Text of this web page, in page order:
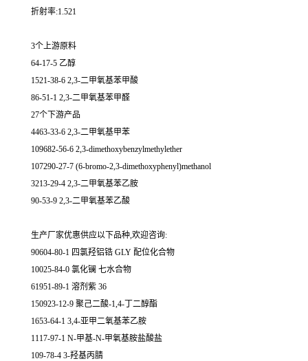
折射率:1.521
3个上游原料
64-17-5 乙醇
1521-38-6 2,3-二甲氧基苯甲酸
86-51-1 2,3-二甲氧基苯甲醛
27个下游产品
4463-33-6 2,3-二甲氧基甲苯
109682-56-6 2,3-dimethoxybenzylmethylether
107290-27-7 (6-bromo-2,3-dimethoxyphenyl)methanol
3213-29-4 2,3-二甲氧基苯乙胺
90-53-9 2,3-二甲氧基苯乙酸
生产厂家优惠供应以下品种,欢迎咨询:
90604-80-1 四氯羟铝锆 GLY 配位化合物
10025-84-0 氯化镧 七水合物
61951-89-1 溶剂紫 36
150923-12-9 聚己二酸-1,4-丁二醇酯
1653-64-1 3,4-亚甲二氧基苯乙胺
1117-97-1 N-甲基-N-甲氧基胺盐酸盐
109-78-4 3-羟基丙腈